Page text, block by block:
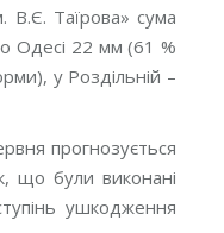
В.Є. Таїрова» сума
Одесі 22 мм (61 %
у Роздільній –
прогнозується
що були виконані
ушкодження